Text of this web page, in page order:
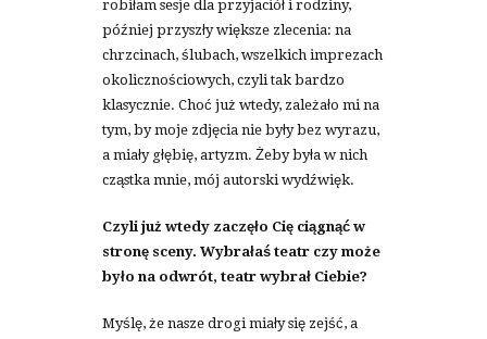
robiłam sesje dla przyjaciół i rodziny,
później przyszły większe zlecenia: na
chrzcinach, ślubach, wszelkich imprezach
okolicznościowych, czyli tak bardzo
klasycznie. Choć już wtedy, zależało mi na
tym, by moje zdjęcia nie były bez wyrazu,
a miały głębię, artyzm. Żeby była w nich
cząstka mnie, mój autorski wydźwięk.
Czyli już wtedy zaczęło Cię ciągnąć w
stronę sceny. Wybrałaś teatr czy może
było na odwrót, teatr wybrał Ciebie?
Myślę, że nasze drogi miały się zejść, a